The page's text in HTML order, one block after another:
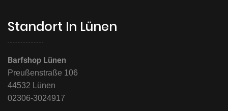
Standort In Lünen
Barfshop Lünen
Preußenstraße 106
44532 Lünen
02306-3024917